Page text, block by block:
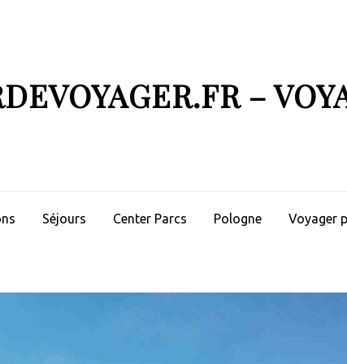
–
Séjours Center Parcs Pologne Voyager